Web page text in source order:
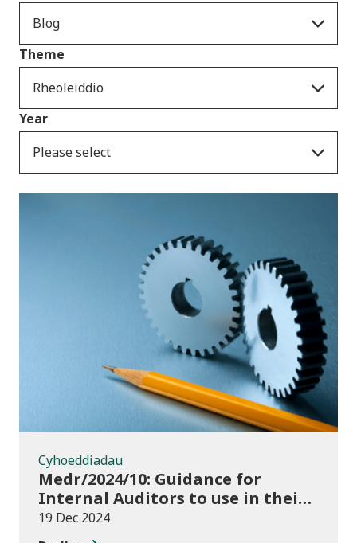
Blog
Theme
Rheoleiddio
Year
Please select
Cyhoeddiadau
Cyhoeddiadau
Medr/2024/10: Guidance for
Internal Auditors to use in their
Annual Internal Audit of HE Data
Systems and Processes
19 Dec 2024